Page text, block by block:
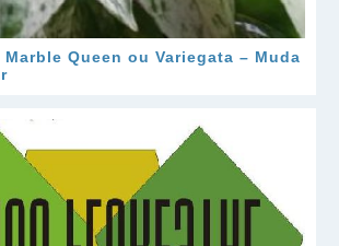
Queen ou Variegata – Muda